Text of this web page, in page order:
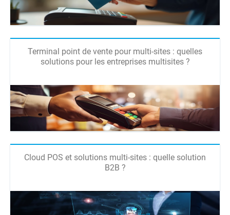
Terminal point de vente pour multi-sites : quelles
solutions pour les entreprises multisites ?
Cloud POS et solutions multi-sites : quelle solution
B2B ?